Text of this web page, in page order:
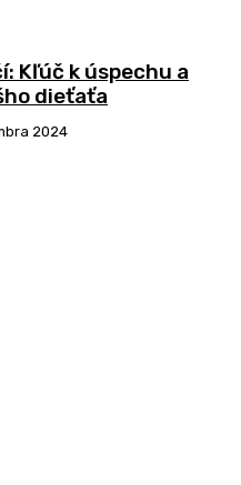
Kľúč k úspechu a
dieťaťa
2024